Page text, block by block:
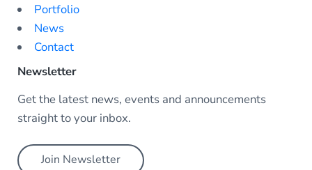
Portfolio
News
Contact
Newsletter
Get the latest news, events and announcements
straight to your inbox.
Join Newsletter